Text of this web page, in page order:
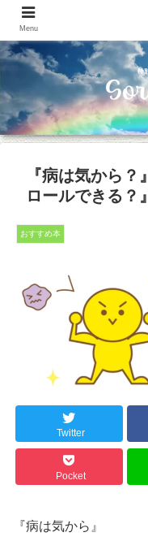
『病は気から
ロールできる？』
おすすめ本
Twitter
Pocket
『病は気から』
Menu